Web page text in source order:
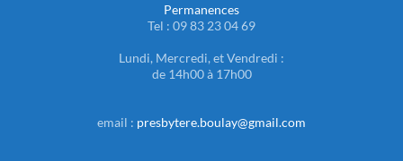
Permanences
Tel : 09 83 23 04 69
Lundi, Mercredi, et Vendredi :
de 14h00 à 17h00
email : presbytere.boulay@gmail.com